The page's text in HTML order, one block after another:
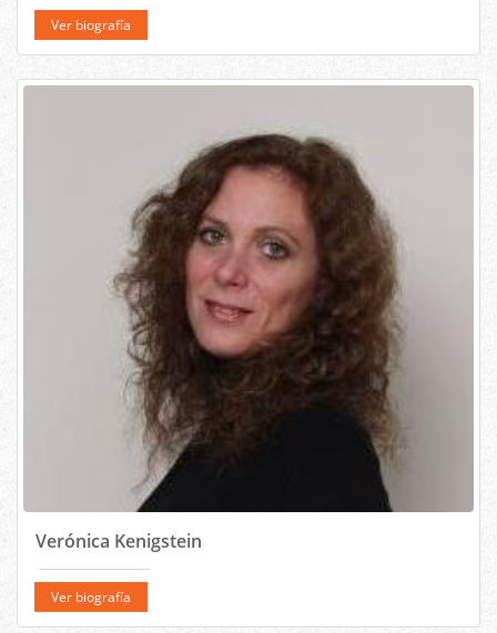
Ver biografía
Verónica Kenigstein
Ver biografía